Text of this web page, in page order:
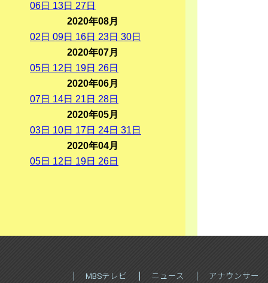
06日 13日 27日
2020年08月
02 日 09日 16日 23日 30日
2020年07月
05日 12 日 19日 26日
2020年06月
07日 14日 21 日 28日
2020年05月
03日 10日 17日 24日 31 日
2020年04月
05日 12 日 19日 26日
MBSテレビ ニュース アナウンサー